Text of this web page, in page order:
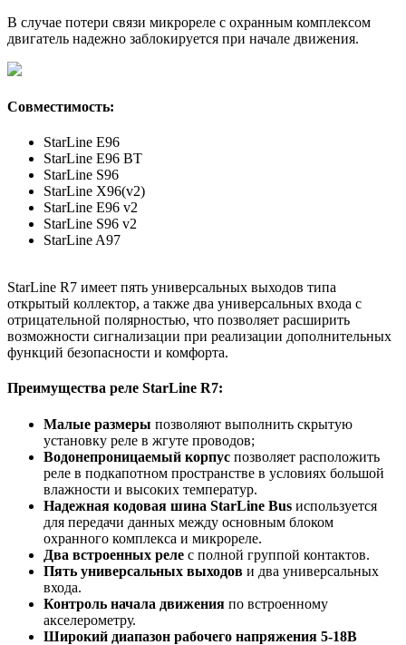
В случае потери связи микрореле с охранным комплексом
двигатель надежно заблокируется при начале движения.
Совместимость:
StarLine E96
StarLine E96 BT
StarLine S96
StarLine X96(v2)
StarLine E96 v2
StarLine S96 v2
StarLine A97
StarLine R7 имеет пять универсальных выходов типа
открытый коллектор, а также два универсальных входа с
отрицательной полярностью, что позволяет расширить
возможности сигнализации при реализации дополнительных
функций безопасности и комфорта.
Преимущества реле StarLine R7:
Малые размеры позволяют выполнить скрытую
установку реле в жгуте проводов;
Водонепроницаемый корпус позволяет расположить
реле в подкапотном пространстве в условиях большой
влажности и высоких температур.
Надежная кодовая шина StarLine Bus используется
для передачи данных между основным блоком
охранного комплекса и микрореле.
Два встроенных реле с полной группой контактов.
Пять универсальных выходов и два универсальных
входа.
Контроль начала движения по встроенному
акселерометру.
Широкий диапазон рабочего напряжения 5-18В